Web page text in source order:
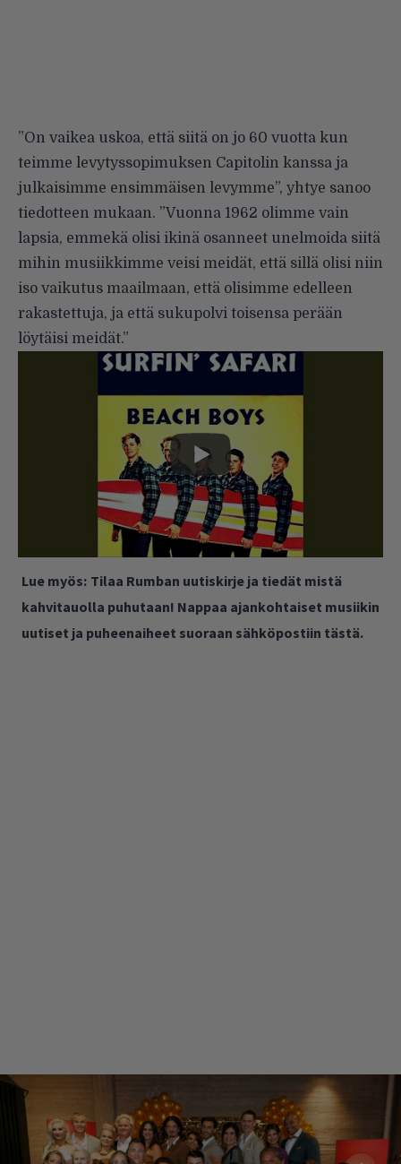
”On vaikea uskoa, että siitä on jo 60 vuotta kun
teimme levytyssopimuksen Capitolin kanssa ja
julkaisimme ensimmäisen levymme”, yhtye sanoo
tiedotteen mukaan. ”Vuonna 1962 olimme vain
lapsia, emmekä olisi ikinä osanneet unelmoida siitä
mihin musiikkimme veisi meidät, että sillä olisi niin
iso vaikutus maailmaan, että olisimme edelleen
rakastettuja, ja että sukupolvi toisensa perään
löytäisi meidät.”
Lue myös: Tilaa Rumban uutiskirje ja tiedät mistä
kahvitauolla puhutaan! Nappaa ajankohtaiset musiikin
uutiset ja puheenaiheet suoraan sähköpostiin tästä.